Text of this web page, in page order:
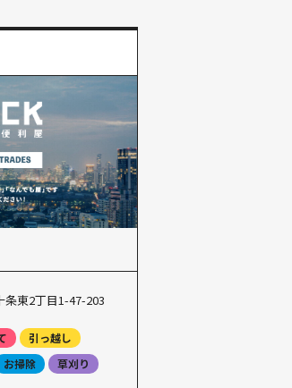
東2丁目1-47-203
引っ越し
お掃除
草刈り